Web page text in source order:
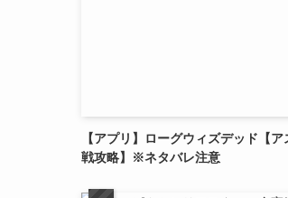
【アプリ】ローグウィズデッド【
戦攻略】※ネタバレ注意